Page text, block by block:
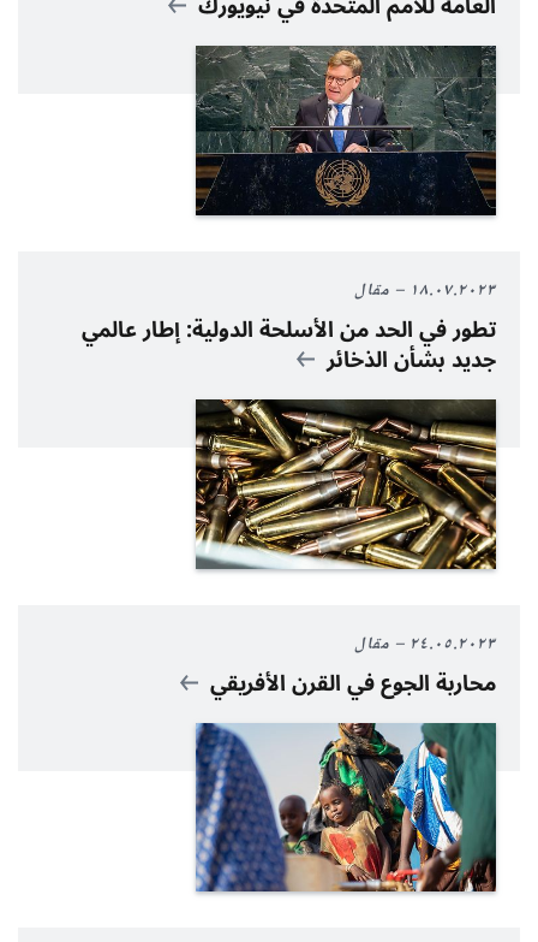
١٨.٠٧.٢٠٢٣ مقال
تطور في الحد من الأسلحة الدولية: إطار عالمي
جديد بشأن الذخائر
٢٤.٠٥.٢٠٢٣ مقال
محاربة الجوع في القرن الأفريقي